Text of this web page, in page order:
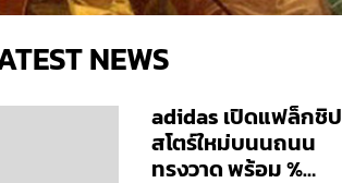
NEWS
adidas เปิดแฟล็กชิป
สโตร์ใหม่บนนถนน
ทรงวาด พร้อม %